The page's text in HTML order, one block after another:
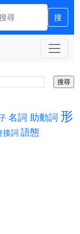
搜
名詞 助動詞 形
接詞 語態